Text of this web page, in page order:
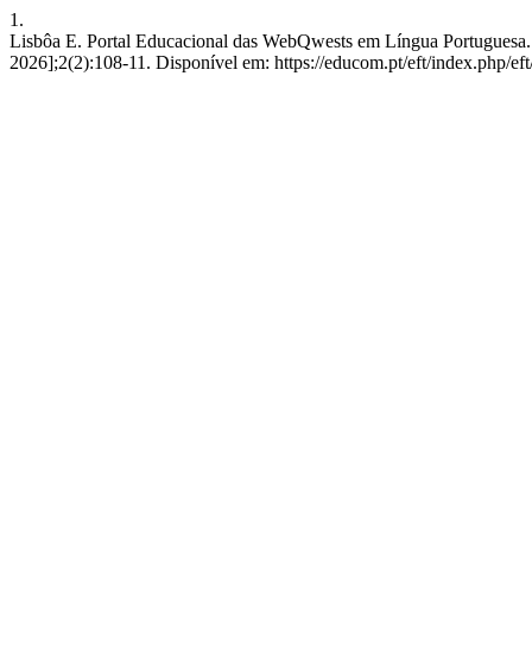
1.
Lisbôa E. Portal Educacional das WebQwests em Língua
2026];2(2):108-11. Disponível em: https://educom.pt/eft/index.php/